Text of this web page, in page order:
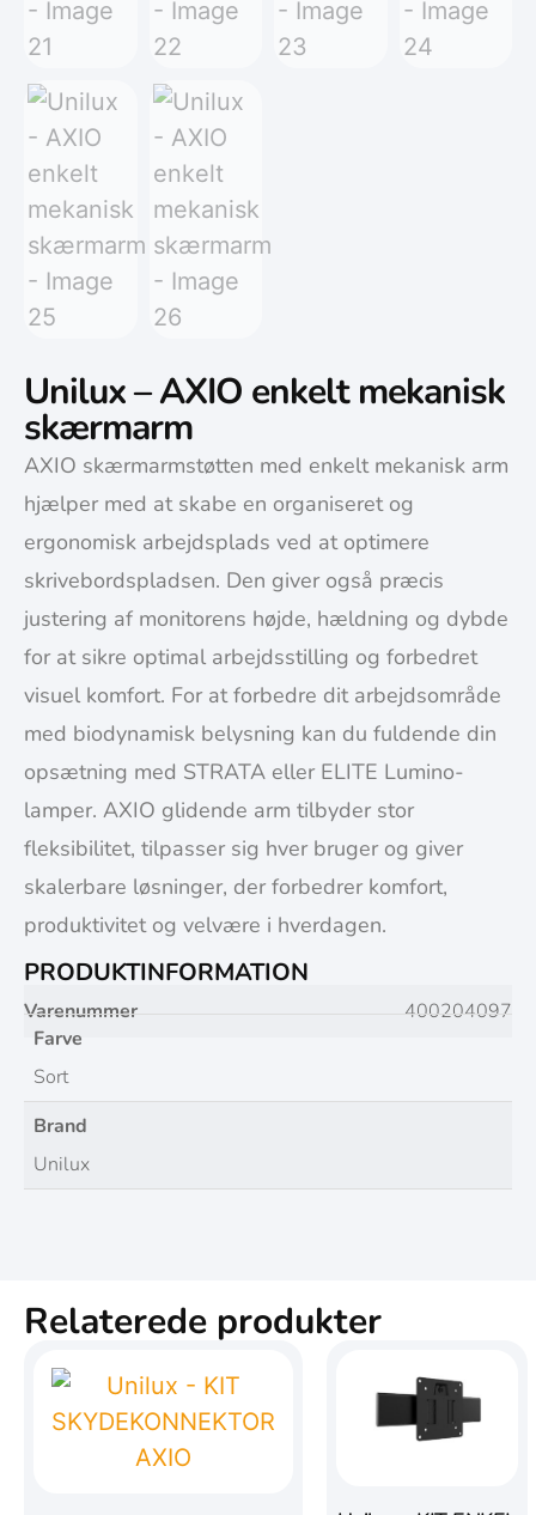
Unilux – AXIO enkelt mekanisk
skærmarm
AXIO skærmarmstøtten med enkelt mekanisk arm
hjælper med at skabe en organiseret og
ergonomisk arbejdsplads ved at optimere
skrivebordspladsen. Den giver også præcis
justering af monitorens højde, hældning og dybde
for at sikre optimal arbejdsstilling og forbedret
visuel komfort. For at forbedre dit arbejdsområde
med biodynamisk belysning kan du fuldende din
opsætning med STRATA eller ELITE Lumino-
lamper. AXIO glidende arm tilbyder stor
fleksibilitet, tilpasser sig hver bruger og giver
skalerbare løsninger, der forbedrer komfort,
produktivitet og velvære i hverdagen.
PRODUKTINFORMATION
Varenummer
400204097
Farve
Sort
Brand
Unilux
Relaterede produkter